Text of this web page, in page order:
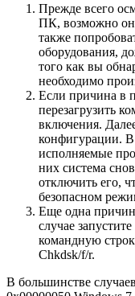
Прежде всего
ПК, возможно
также
оборудования,
того как вы
необходимо
Если причина в
перезагрузить
включения.
конфигурации.
исполняемые
них система
отключить его,
безопасном
Еще одна
случае
командную
Chkdsk/f/r.
В большинстве